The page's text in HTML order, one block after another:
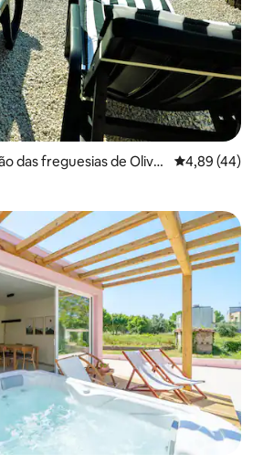
das freguesias de Olivei
do Mondego
Évaluation
4,89 (44)